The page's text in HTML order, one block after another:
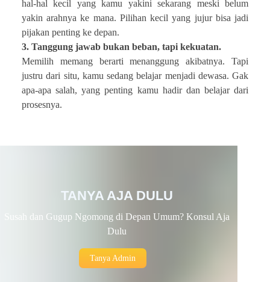
hal-hal kecil yang kamu yakini sekarang meski belum
yakin arahnya ke mana. Pilihan kecil yang jujur bisa jadi
pijakan penting ke depan.
3. Tanggung jawab bukan beban, tapi kekuatan.
Memilih memang berarti menanggung akibatnya. Tapi
justru dari situ, kamu sedang belajar menjadi dewasa. Gak
apa-apa salah, yang penting kamu hadir dan belajar dari
prosesnya.
TANYA AJA DULU
Susah dan Gugup Ngomong di Depan Umum? Konsul Aja
Dulu
Tanya Admin